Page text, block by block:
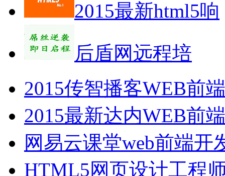
2015最新html5响
后盾网远程培
2015传智播客WEB前
2015最新达内WEB前
网易云课堂web前端开
HTML5网页设计工程